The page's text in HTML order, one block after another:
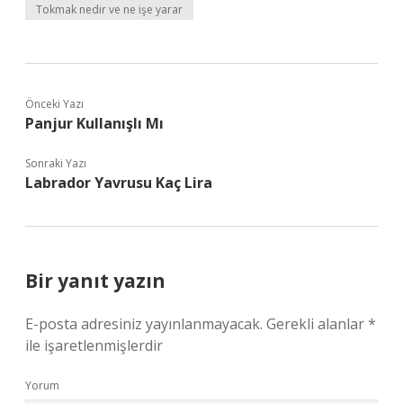
Tokmak nedir ve ne işe yarar
Önceki Yazı
Panjur Kullanışlı Mı
Sonraki Yazı
Labrador Yavrusu Kaç Lira
Bir yanıt yazın
E-posta adresiniz yayınlanmayacak. Gerekli alanlar*
ile işaretlenmişlerdir
Yorum